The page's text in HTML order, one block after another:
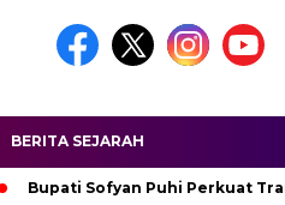
BERITA SEJARAH
Sofyan Puhi Perkuat